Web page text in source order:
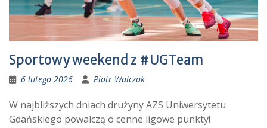
Sportowy weekend z #UGTeam
6 lutego 2026 Piotr Walczak
W najbliższych dniach drużyny AZS Uniwersytetu
Gdańskiego powalczą o cenne ligowe punkty!